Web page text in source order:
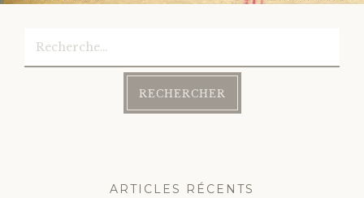
Post
navigation
ARTICLES RÉCENTS